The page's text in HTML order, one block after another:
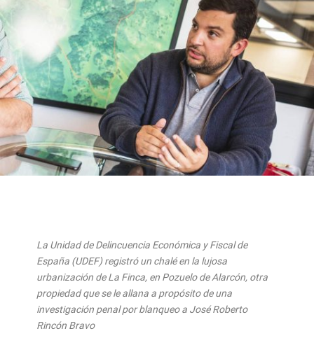
La Unidad de Delincuencia Económica y Fiscal de
España (UDEF) registró un chalé en la lujosa
urbanización de La Finca, en Pozuelo de Alarcón, otra
propiedad que se le allana a propósito de una
investigación penal por blanqueo a José Roberto
Rincón Bravo